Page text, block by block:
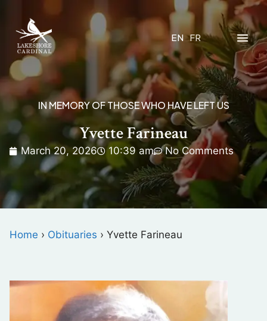
EN FR
IN MEMORY OF THOSE WHO HAVE LEFT US
Yvette Farineau
March 20, 2026 10:39 am No Comments
Home › Obituaries › Yvette Farineau